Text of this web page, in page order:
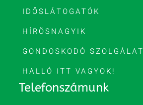
IDŐSLÁTOGATÓK
HÍRÖSNAGYIK
GONDOSKODÓ SZOLGÁLAT
HALLÓ ITT VAGYOK!
Telefonszámunk